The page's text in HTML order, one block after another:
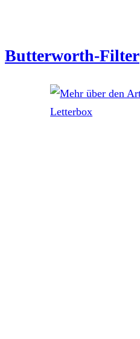
Butterworth-Filter